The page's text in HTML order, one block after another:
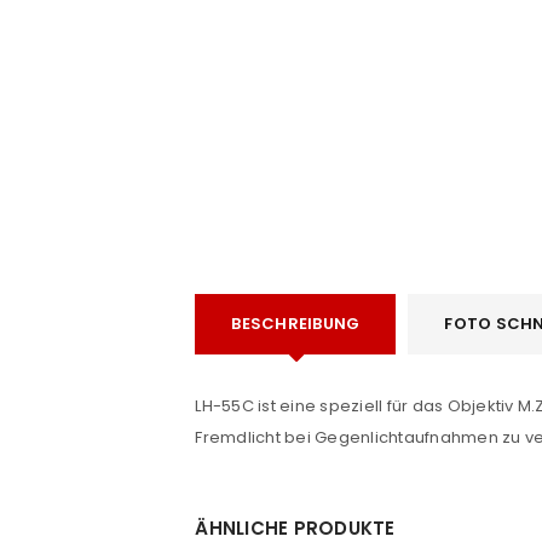
ANMELDEN
Benutzername oder E-Mail-
BESCHREIBUNG FOTO
LH-55C ist eine speziell für das Objektiv
Fremdlicht bei Gegenlichtaufnahmen zu
ÄHNLICHE PRODUKTE